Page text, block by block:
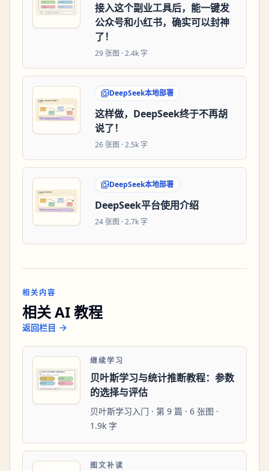
接入这个副业工具后，能一键发
公众号和小红书，确实可以封神
了！
29 张图 ·2.4k 字
DeepSeek本地部署
这样做，DeepSeek终于不再胡
说了！
26 张图 ·2.5k 字
DeepSeek本地部署
DeepSeek平台使用介绍
24 张图 ·2.7k 字
相关内容
相关 AI 教程
返回栏目
继续学习
贝叶斯学习与统计推断教程：参数
的选择与评估
贝叶斯学习入门 · 第 9 篇 · 6 张图 ·
1.9k 字
图文补读